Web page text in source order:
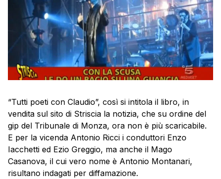
“Tutti poeti con Claudio”, così si intitola il libro, in
vendita sul sito di Striscia la notizia, che su ordine del
gip del Tribunale di Monza, ora non è più scaricabile.
E per la vicenda Antonio Ricci i conduttori Enzo
Iacchetti ed Ezio Greggio, ma anche il Mago
Casanova, il cui vero nome è Antonio Montanari,
risultano indagati per diffamazione.